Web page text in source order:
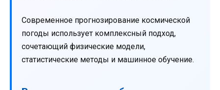
Современное прогнозирование космической
погоды использует комплексный подход,
сочетающий физические модели,
статистические методы и машинное обучение.